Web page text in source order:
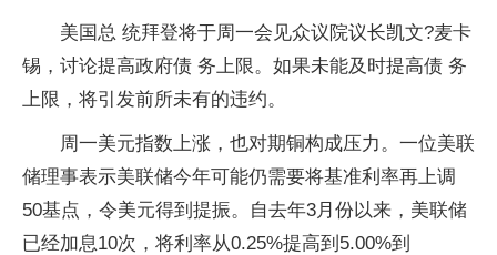
美国总 统拜登将于周一会见众议院议长凯文?麦卡
锡，讨论提高政府债 务上限。如果未能及时提高债 务
上限，将引发前所未有的违约。
周一美元指数上涨，也对期铜构成压力。一位美联
储理事表示美联储今年可能仍需要将基准利率再上调
50基点，令美元得到提振。自去年3月份以来，美联储
已经加息10次，将利率从0.25%提高到5.00%到